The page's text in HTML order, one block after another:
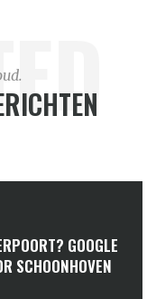
GOOGLE
SCHOONHOVEN